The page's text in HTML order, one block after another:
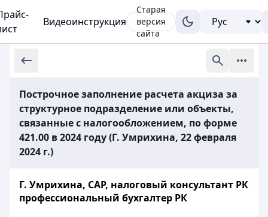
Видеоинструкция
Старая
версия
сайта
Построчное заполнение расчета акциза за
структурное подразделение или объекты,
связанные с налогообложением, по форме
421.00 в 2024 году (Г. Умрихина, 22 февраля
2024 г.)
Г. Умрихина, СAР, налоговый консультант РК
профессиональный бухгалтер РК